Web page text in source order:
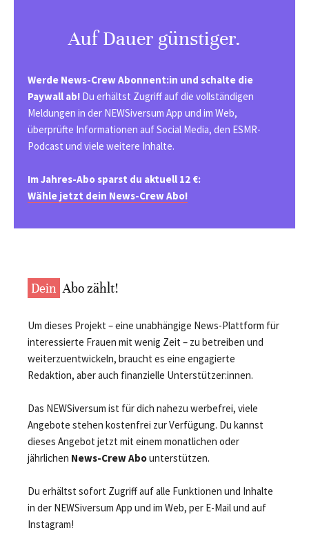
Auf Dauer günstiger.
Werde News-Crew Abonnent:in und schalte die
Paywall ab! Du erhältst Zugriff auf die vollständigen
Meldungen in der NEWSiversum App und im Web,
überprüfte Informationen auf Social Media, den ESMR-
Podcast und viele weitere Inhalte.
Im Jahres-Abo sparst du aktuell 12 €:
Wähle jetzt dein News-Crew Abo!
Dein Abo zählt!
Um dieses Projekt – eine unabhängige News-Plattform für
interessierte Frauen mit wenig Zeit – zu betreiben und
weiterzuentwickeln, braucht es eine engagierte
Redaktion, aber auch finanzielle Unterstützer:innen.
Das NEWSiversum ist für dich nahezu werbefrei, viele
Angebote stehen kostenfrei zur Verfügung. Du kannst
dieses Angebot jetzt mit einem monatlichen oder
jährlichen News-Crew Abounterstützen.
Du erhältst sofort Zugriff auf alle Funktionen und Inhalte
in der NEWSiversum App und im Web, per E-Mail und auf
Instagram!